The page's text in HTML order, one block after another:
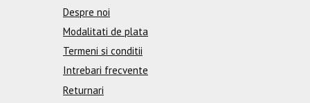
Despre noi
Modalitati de plata
Termeni si conditii
Intrebari frecvente
Returnari